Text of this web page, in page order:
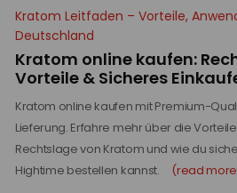
Kratom Leitfaden – Vorteile,
Deutschland
Kratom online kaufen:
Vorteile & Sicheres
Kratom online kaufen mit Premium-
Lieferung. Erfahre mehr über die
Rechtslage von Kratom und wie du
Hightime bestellen kannst.
(read